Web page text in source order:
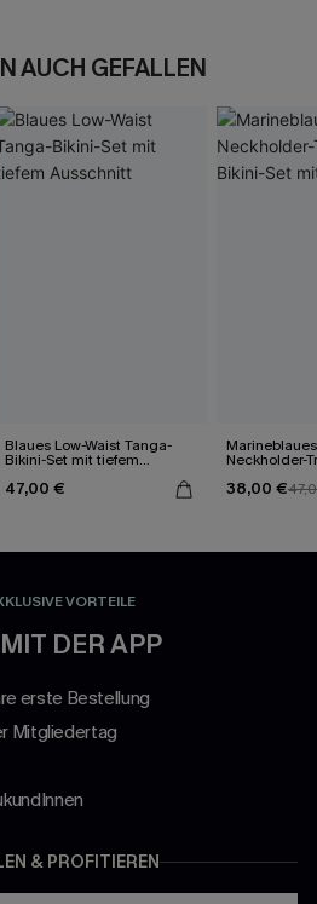
AUCH GEFALLEN
Blaues Low-Waist Tanga-
Bikini-Set mit tiefem
47,00 €
Neckholder-
38,00 €
VORTEILE
DER APP
erste Bestellung
Mitgliedertag
& PROFITIEREN